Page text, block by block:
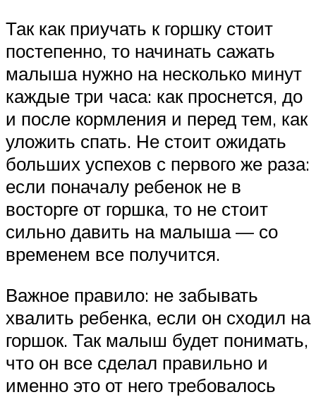
Так как приучать к горшку стоит
постепенно, то начинать сажать
малыша нужно на несколько минут
каждые три часа: как проснется, до
и после кормления и перед тем, как
уложить спать. Не стоит ожидать
больших успехов с первого же раза:
если поначалу ребенок не в
восторге от горшка, то не стоит
сильно давить на малыша — со
временем все получится.
Важное правило: не забывать
хвалить ребенка, если он сходил на
горшок. Так малыш будет понимать,
что он все сделал правильно и
именно это от него требовалось